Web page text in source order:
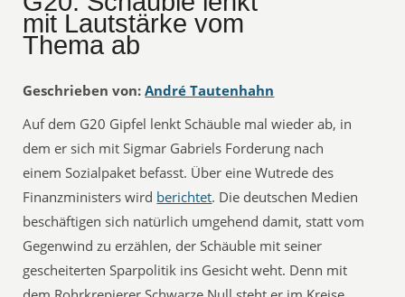
mit Lautstärke vom
Thema ab
Geschrieben von: André Tautenhahn
​Auf dem G20 Gipfel lenkt Schäuble mal wieder ab, in
dem er sich mit Sigmar Gabriels Forderung nach
einem Sozialpaket befasst. Über eine Wutrede des
Finanzministers wird berichtet. Die deutschen Medien
beschäftigen sich natürlich umgehend damit, statt vom
Gegenwind zu erzählen, der Schäuble mit seiner
gescheiterten Sparpolitik ins Gesicht weht. Denn mit